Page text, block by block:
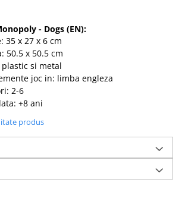
- Dogs (EN):
35 x 27 x 6 cm
50.5 x 50.5 cm
si metal
joc in: limba engleza
2-6
+8 ani
produs